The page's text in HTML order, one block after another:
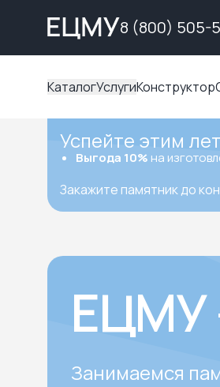
8 (800) 505-
КаталогУслугиКонструктор
Успейте этим
Выгода 10% на
Закажите памятник до
ЕЦМУ
Занимаемся